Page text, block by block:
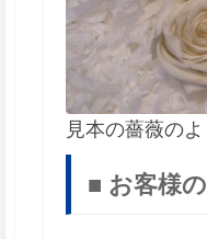
見本の薔薇の
■ お客様